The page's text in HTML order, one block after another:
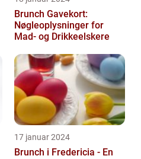
Brunch Gavekort:
Nøgleoplysninger for
Mad- og Drikkeelskere
17 januar 2024
Brunch i Fredericia - En